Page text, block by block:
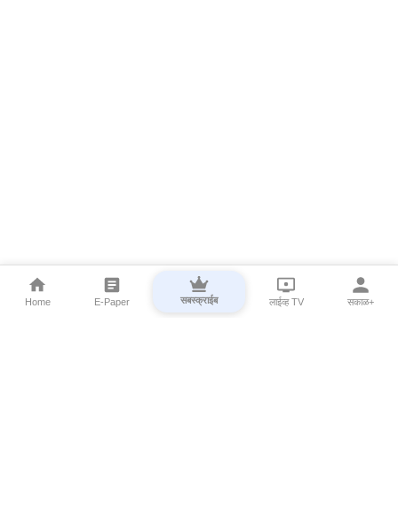
Home E-Paper सबस्क्राईब लाईव्ह TV सकाळ+